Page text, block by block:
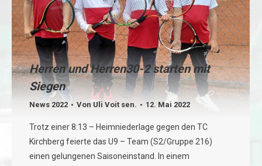
Herren und Herren30-2 starten mit
Siegen
News 2022 Von Uli Voit sen. 12. Mai 2022
Trotz einer 8:13 – Heimniederlage gegen den TC
Kirchberg feierte das U9 – Team (S2/Gruppe 216)
einen gelungenen Saisoneinstand. In einem